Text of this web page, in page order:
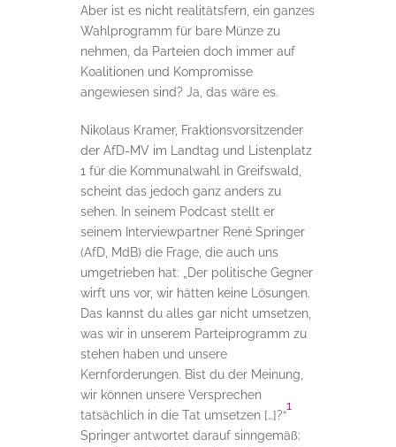
Aber ist es nicht realitätsfern, ein ganzes
Wahlprogramm für bare Münze zu
nehmen, da Parteien doch immer auf
Koalitionen und Kompromisse
angewiesen sind? Ja, das wäre es.
Nikolaus Kramer, Fraktionsvorsitzender
der AfD-MV im Landtag und Listenplatz
1 für die Kommunalwahl in Greifswald,
scheint das jedoch ganz anders zu
sehen. In seinem Podcast stellt er
seinem Interviewpartner René Springer
(AfD, MdB) die Frage, die auch uns
umgetrieben hat: „Der politische Gegner
wirft uns vor, wir hätten keine Lösungen.
Das kannst du alles gar nicht umsetzen,
was wir in unserem Parteiprogramm zu
stehen haben und unsere
Kernforderungen. Bist du der Meinung,
wir können unsere Versprechen
tatsächlich in die Tat umsetzen […]?“
1
Springer antwortet darauf sinngemäß: